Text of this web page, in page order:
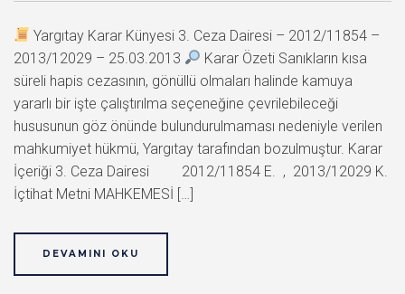
Yargıtay Karar Künyesi 3. Ceza Dairesi – 2012/11854 –
2013/12029 – 25.03.2013
Karar Özeti Sanıkların kısa
süreli hapis cezasının, gönüllü olmaları halinde kamuya
yararlı bir işte çalıştırılma seçeneğine çevrilebileceği
hususunun göz önünde bulundurulmaması nedeniyle verilen
mahkumiyet hükmü, Yargıtay tarafından bozulmuştur. Karar
İçeriği 3. Ceza Dairesi 2012/11854 E. , 2013/12029 K.
İçtihat Metni MAHKEMESİ […]
DEVAMINI OKU